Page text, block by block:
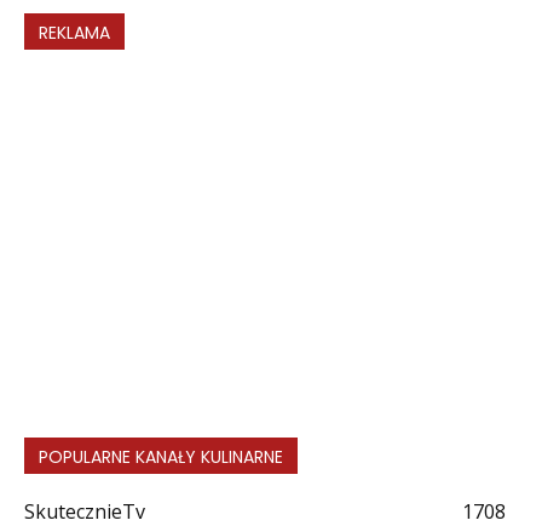
REKLAMA
POPULARNE KANAŁY KULINARNE
SkutecznieTv
1708